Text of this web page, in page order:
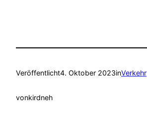
Veröffentlicht4. Oktober 2023inVerkehr
vonkirdneh